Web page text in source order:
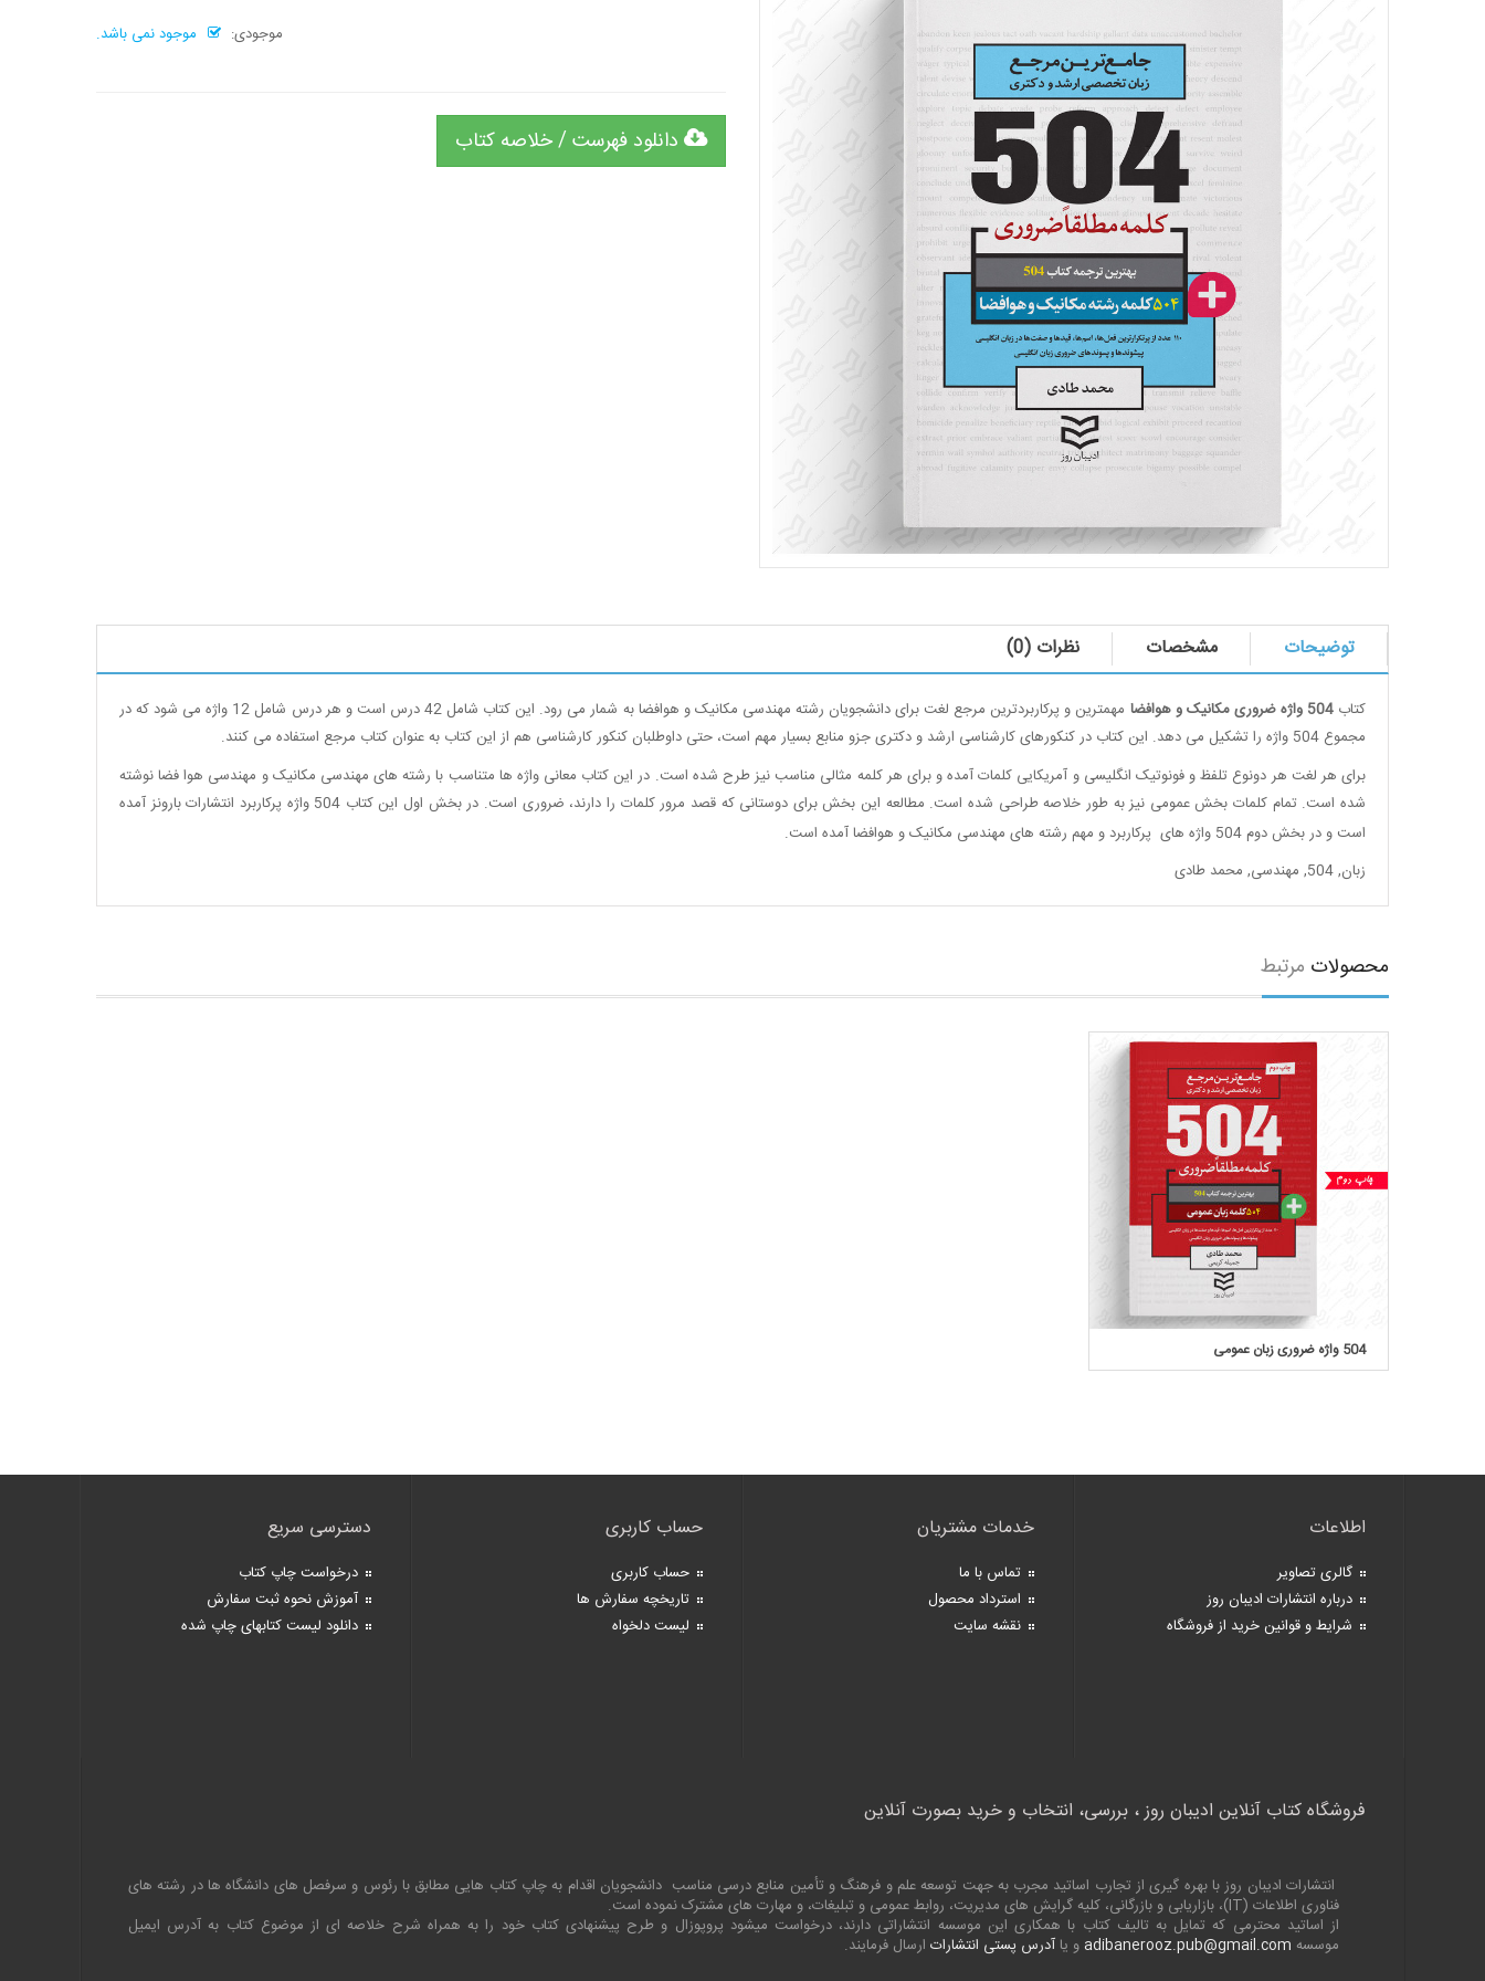
موجودی: موجود نمی باشد.
دانلود فهرست / خلاصه کتاب
توضیحات مشخصات نظرات (0)
کتاب504 واژه ضروری مکانیک و هوافضا
مهمترین و پرکاربردترین مرجع لغت برای دانشجویان رشته مهندسی مکانیک و هوافضا به شمار می رود. این کتاب شامل 42 درس است و هر درس شامل 12 واژه می شود که در
مجموع 504 واژه را تشکیل می دهد. این کتاب در کنکورهای کارشناسی ارشد و دکتری جزو منابع بسیار مهم است، حتی داوطلبان کنکور کارشناسی هم از این کتاب به عنوان کتاب مرجع استفاده می کنند
.
برای هر لغت هر دونوع تلفظ و فونوتیک انگلیسی و آمریکایی کلمات آمده و برای هر کلمه مثالی مناسب نیز طرح شده است. در این کتاب معانی واژه ها متناسب با رشته های مهندسی مکانیک و مهندسی هوا فضا نوشته
شده است. تمام کلمات بخش عمومی نیز به طور خلاصه طراحی شده است. مطالعه این بخش برای دوستانی که قصد مرور کلمات را دارند، ضروری است. در بخش اول این کتاب 504 واژه پرکاربرد انتشارات بارونز آمده
است و در بخش دوم 504 واژه های پرکاربرد و مهم رشته های مهندسی مکانیک و هوافضا آمده است
.
زبان,
504
, مهندسی, محمد طادی
محصولات مرتبط
504 واژه ضروری زبان عمومی
اطلاعات
گالری تصاویر
درباره انتشارات ادیبان روز
شرایط و قوانین خرید از فروشگاه
خدمات مشتریان
تماس با ما
استرداد محصول
نقشه سایت
حساب کاربری
حساب کاربری
تاریخچه سفارش ها
لیست دلخواه
دسترسی سریع
درخواست چاپ کتاب
آموزش نحوه ثبت سفارش
دانلود لیست کتابهای چاپ شده
فروشگاه کتاب آنلاین ادیبان روز ، بررسی، انتخاب و خرید بصورت آنلاین
انتشارات ادیبان روز با بهره گیری از تجارب اساتید مجرب به جهت توسعه علم و فرهنگ و تأمین منابع درسی مناسب دانشجویان اقدام به چاپ کتاب هایی مطابق با رئوس و سرفصل های دانشگاه ها در رشته های
فناوری اطلاعات (IT)، بازاریابی و بازرگانی، کلیه گرایش های مدیریت، روابط عمومی و تبلیغات، و مهارت های مشترک نموده است.
از اساتید محترمی که تمایل به تالیف کتاب با همکاری این موسسه انتشاراتی دارند، درخواست میشود پروپوزال و طرح پیشنهادی کتاب خود را به همراه شرح خلاصه ای از موضوع کتاب به آدرس ایمیل
موسسه adibanerooz.pub@gmail.comو یا آدرس پستی انتشارات ارسال فرمایند.